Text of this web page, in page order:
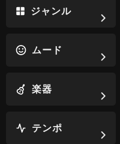
ジャンル
ムード
楽器
テンポ